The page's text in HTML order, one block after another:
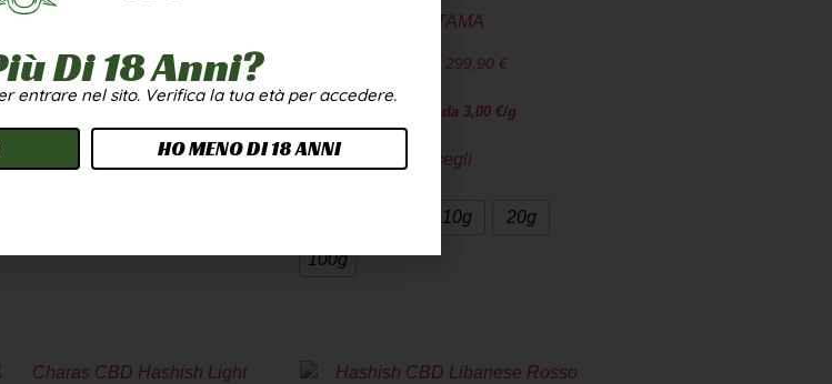
Hash CBD 7 varietà
x5G
KETAMA
299,90 €
A partire da 3,00 €/g
Scegli
10g 20g
100g
Di 18 Anni?
entrare nel sito. Verifica la tua età per accedere.
HO MENO DI 18 ANNI